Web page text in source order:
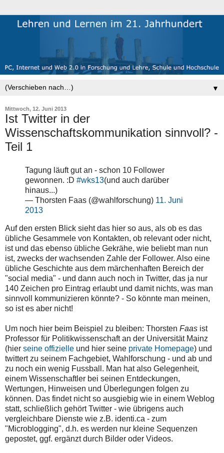
▼
Mittwoch, 12. Juni 2013
Ist Twitter in der
Wissenschaftskommunikation sinnvoll? -
Teil 1
Tagung läuft gut an - schon 10 Follower
gewonnen. :D #wks13(und auch darüber
hinaus...)
— Thorsten Faas (@wahlforschung) 11. Juni
2013
Auf den ersten Blick sieht das hier so aus, als ob es das
übliche Gesammele von Kontakten, ob relevant oder nicht,
ist und das ebenso übliche Gekrähe, wie beliebt man nun
ist, zwecks der wachsenden Zahle der Follower. Also eine
übliche Geschichte aus dem märchenhaften Bereich der
"social media" - und dann auch noch in Twitter, das ja nur
140 Zeichen pro Eintrag erlaubt und damit nichts, was man
sinnvoll kommunizieren könnte? - So könnte man meinen,
so ist es aber nicht!
Um noch hier beim Beispiel zu bleiben: Thorsten Faas ist
Professor für Politikwissenschaft an der Universität Mainz
(hier seine offizielle und hier seine private Homepage) und
twittert zu seinem Fachgebiet, Wahlforschung - und ab und
zu noch ein wenig Fussball. Man hat also Gelegenheit,
einem Wissenschaftler bei seinen Entdeckungen,
Wertungen, Hinweisen und Überlegungen folgen zu
können. Das findet nicht so ausgiebig wie in einem Weblog
statt, schließlich gehört Twitter - wie übrigens auch
vergleichbare Dienste wie z.B. identi.ca - zum
"Microblogging", d.h. es werden nur kleine Sequenzen
gepostet, ggf. ergänzt durch Bilder oder Videos.